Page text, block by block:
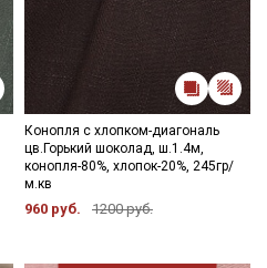
Конопля с хлопком-диагональ
цв.Горький шоколад, ш.1.4м,
конопля-80%, хлопок-20%, 245гр/
м.кв
960 руб. 1200 руб.